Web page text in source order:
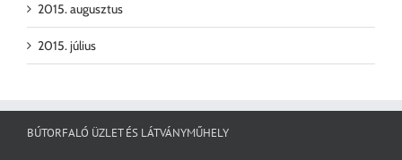
2015. augusztus
2015. július
BÚTORFALÓ ÜZLET ÉS LÁTVÁNYMŰHELY